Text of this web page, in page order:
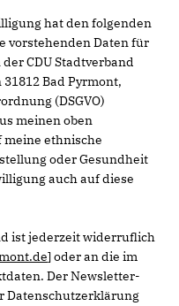
hat den folgenden
vorstehenden Daten für
CDU Stadtverband
Bad Pyrmont,
(DSGVO)
meinen oben
ethnische
oder Gesundheit
auch auf diese
ist jederzeit widerruflich
] oder an die im
Der Newsletter-
Datenschutzerklärung